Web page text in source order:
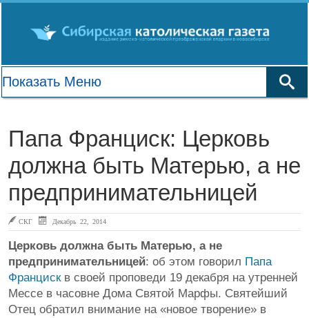
Папа Франциск: Церковь
должна быть Матерью, а не
предпринимательницей
СКГ Декабрь 22, 2014
Церковь должна быть Матерью, а не
предпринимательницей: об этом говорил Папа
Францискв своей проповеди 19 декабря на утренней
Мессе в часовне Дома Святой Марфы. Святейший
Отец обратил внимание на «новое творение» в